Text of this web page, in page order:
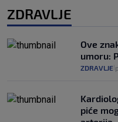
ZDRAVLJE
Ove
umoru:
ZDRAVLJE
piće